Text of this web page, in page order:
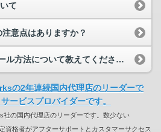
て
意点はありますか？
Cato Clientのインストール方法について教えてください。
の国内代理店のリーダーです。数少ない
資格者がアフターサポートとカスタマーサクセス